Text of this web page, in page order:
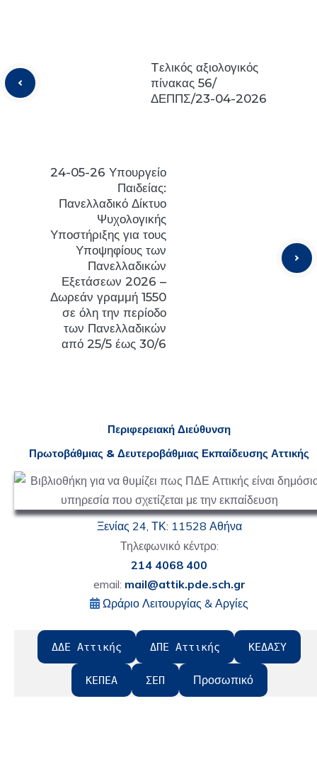
Tελικός αξιολογικός
πίνακας 56/
ΔΕΠΠΣ/23-04-2026
24-05-26 Υπουργείο
Παιδείας:
Πανελλαδικό Δίκτυο
Ψυχολογικής
Υποστήριξης για τους
Υποψηφίους των
Πανελλαδικών
Εξετάσεων 2026 –
Δωρεάν γραμμή 1550
σε όλη την περίοδο
των Πανελλαδικών
από 25/5 έως 30/6
Περιφερειακή Διεύθυνση
Πρωτοβάθμιας & Δευτεροβάθμιας Εκπαίδευσης Αττικής
Ξενίας 24, ΤΚ: 11528 Αθήνα
Τηλεφωνικό κέντρο:
214 4068 400
email: mail@attik.pde.sch.gr
Ωράριο Λειτουργίας & Αργίες
ΔΔΕ Αττικής ΔΠΕ Αττικής ΚΕΔΑΣΥ
ΚΕΠΕΑ ΣΕΠ Προσωπικό